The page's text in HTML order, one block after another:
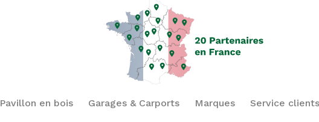
Pavillon en bois Garages & Carports Marques Service clients